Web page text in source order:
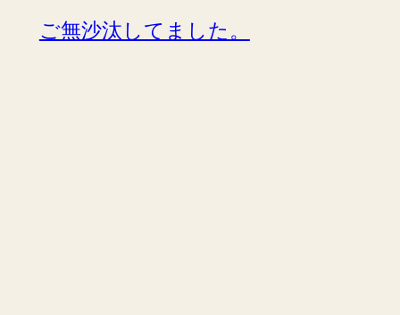
ご無沙汰してました。